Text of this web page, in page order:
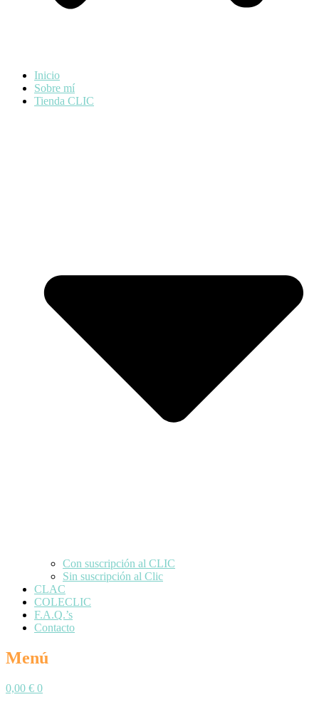
Inicio
Sobre mí
Tienda CLIC
Con suscripción al CLIC
Sin suscripción al Clic
CLAC
COLECLIC
F.A.Q.’s
Contacto
Menú
0,00 € 0